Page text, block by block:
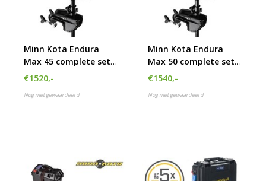
Minn Kota Endura
Max 45 complete set
met Rebelcell 12V70
lithium accu
€1520,-
Nog niet gewaardeerd
Minn Kota Endura
Max 50 complete set
met Rebelcell 12.70 AV
Outdoorbox en
acculader 20A
€1540,-
Nog niet gewaardeerd